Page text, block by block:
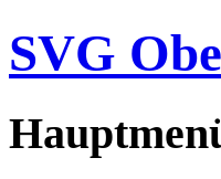
SVG